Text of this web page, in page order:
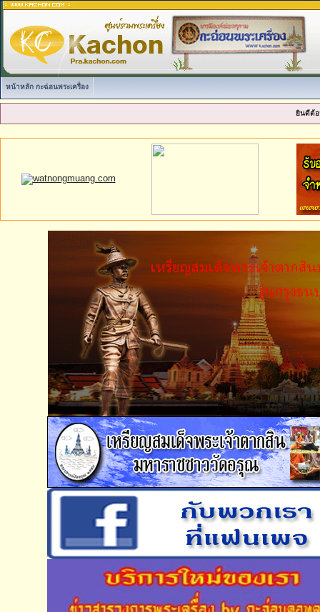
หน้าหลัก กะฉ่อนพระเครื่อง
ยินดีต้อ